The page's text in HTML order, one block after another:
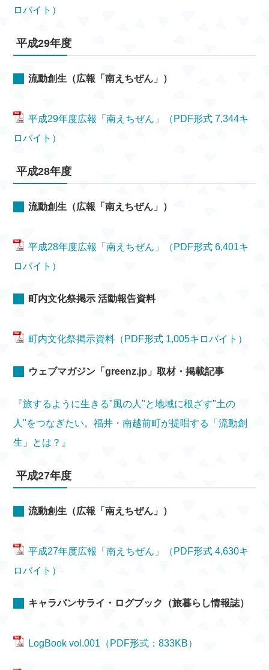
ロバイト）
平成29年度
流動創生（広報「南えちぜん」）
平成29年度広報「南えちぜん」（PDF形式 7,344キ
ロバイト）
平成28年度
流動創生（広報「南えちぜん」）
平成28年度広報「南えちぜん」（PDF形式 6,401キ
ロバイト）
町内文化祭掲示 活動報告資料
町内文化祭掲示資料（PDF形式 1,005キロバイト）
ウェブマガジン「greenz.jp」取材・掲載記事
『旅するように生きる"風の人"と地域に根ざす"土の
人"をつなぎたい。福井・南越前町が提唱する「流動創
生」とは？』
平成27年度
流動創生（広報「南えちぜん」）
平成27年度広報「南えちぜん」（PDF形式 4,630キ
ロバイト）
キャラバンサライ・ログブック（旅暮らし情報誌）
LogBook vol.001（PDF形式：833KB）